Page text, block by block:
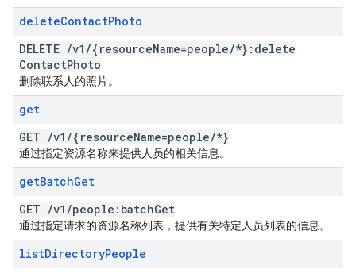
deleteContactPhoto
DELETE /v1 /{resourceName=people/*}:delete
ContactPhoto
删除联系人的照片。
get
GET /v1 /{resourceName=people/*}
通过指定资源名称来提供人员的相关信息。
getBatchGet
GET /v1 /people:batchGet
通过指定请求的资源名称列表，提供有关特定人员列表的信息。
listDirectoryPeople